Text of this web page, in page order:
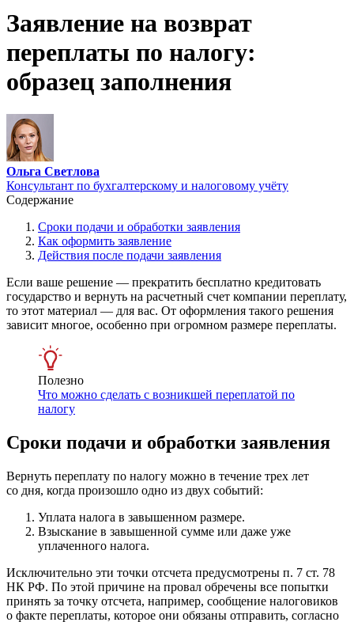
Заявление на возврат
переплаты по налогу:
образец заполнения
Ольга Светлова
Консультант по бухгалтерскому и налоговому учёту
Содержание
Сроки подачи и обработки заявления
Как оформить заявление
Действия после подачи заявления
Если ваше решение — прекратить бесплатно кредитовать
государство и вернуть на расчетный счет компании переплату,
то этот материал — для вас. От оформления такого решения
зависит многое, особенно при огромном размере переплаты.
Полезно
Что можно сделать с возникшей переплатой по
налогу
Сроки подачи и обработки заявления
Вернуть переплату по налогу можно в течение трех лет
со дня, когда произошло одно из двух событий:
Уплата налога в завышенном размере.
Взыскание в завышенной сумме или даже уже
уплаченного налога.
Исключительно эти точки отсчета предусмотрены п. 7 ст. 78
НК РФ. По этой причине на провал обречены все попытки
принять за точку отсчета, например, сообщение налоговиков
о факте переплаты, которое они обязаны отправить, согласно